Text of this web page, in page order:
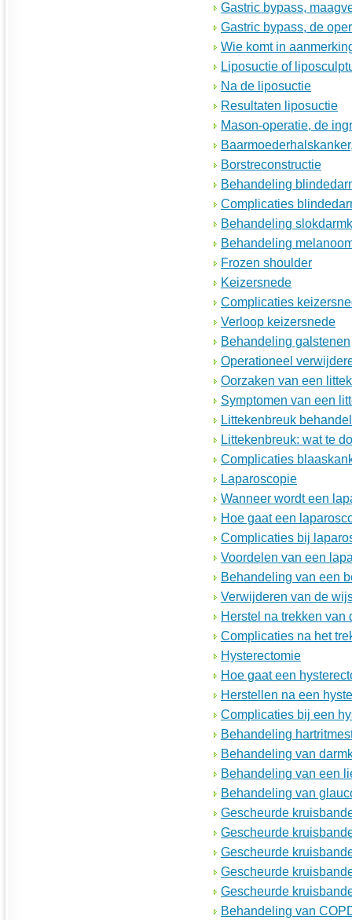
Gastric bypass,
Gastric bypass, de
Wie komt in
Liposuctie of
Na de liposuctie
Resultaten liposuctie
Mason-operatie, de
Borstreconstructie
Behandeling
Complicaties
Behandeling
Behandeling
Frozen shoulder
Keizersnede
Complicaties
Verloop keizersnede
Behandeling galstenen
Operationeel
Oorzaken van een
Symptomen van een
Littekenbreuk
Littekenbreuk: wat te
Complicaties
Laparoscopie
Wanneer wordt een
Hoe gaat een
Complicaties bij
Voordelen van een
Behandeling van een
Verwijderen van de
Herstel na trekken
Complicaties na het
Hysterectomie
Hoe gaat een
Herstellen na een
Complicaties bij een
Behandeling
Behandeling van
Behandeling van een
Behandeling van
Gescheurde
Gescheurde
Gescheurde
Gescheurde
Gescheurde
Behandeling van